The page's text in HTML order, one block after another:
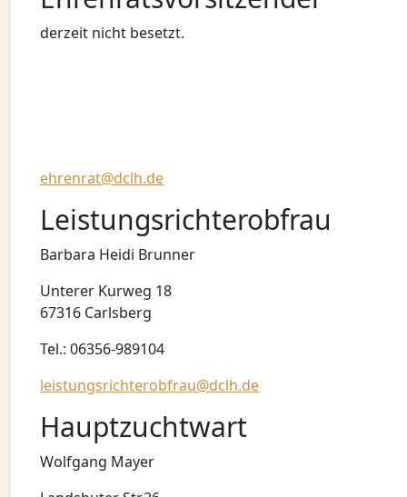
derzeit nicht besetzt.
ehrenrat@dclh.de
Leistungsrichterobfrau
Barbara Heidi Brunner
Unterer Kurweg 18
67316 Carlsberg
Tel.: 06356-989104
leistungsrichterobfrau@dclh.de
Hauptzuchtwart
Wolfgang Mayer